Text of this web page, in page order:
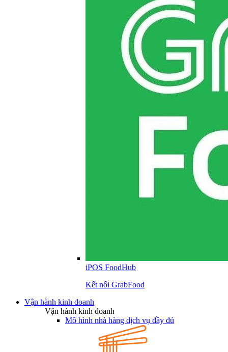
iPOS FoodHub
Kết nối GrabFood
Vận hành kinh doanh
Vận hành kinh doanh
Mô hình nhà hàng dịch vụ đầy đủ